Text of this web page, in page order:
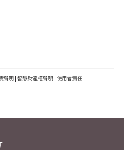
聲明 | 智慧財產權聲明 | 使用者責任